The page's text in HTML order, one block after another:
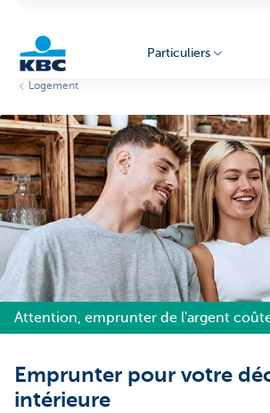
Particuliers
Logement
Attention, emprunter de l'argent
Emprunter pour votre
intérieure